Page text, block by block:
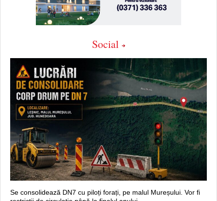
Social
Se consolidează DN7 cu piloți forați, pe malul Mureșului. Vor fi